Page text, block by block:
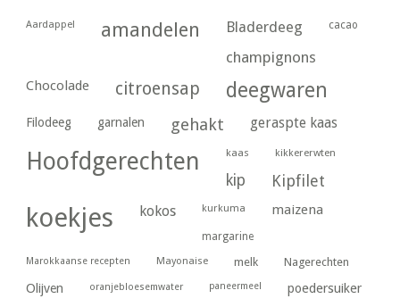
Aardappel amandelen Bladerdeeg cacao
champignons
Chocolade citroensap deegwaren
Filodeeg garnalen gehakt geraspte kaas
Hoofdgerechten kaas kikkererwten
kip Kipfilet
koekjes kokos kurkuma maizena
margarine
Marokkaanse recepten Mayonaise melk Nagerechten
Olijven oranjebloesemwater paneermeel poedersuiker